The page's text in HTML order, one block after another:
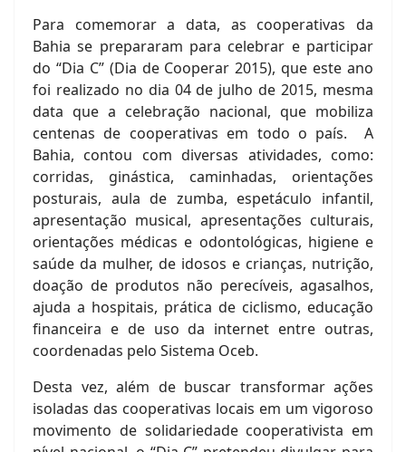
Para comemorar a data, as cooperativas da
Bahia se prepararam para celebrar e participar
do “Dia C” (Dia de Cooperar 2015), que este ano
foi realizado no dia 04 de julho de 2015, mesma
data que a celebração nacional, que mobiliza
centenas de cooperativas em todo o país. A
Bahia, contou com diversas atividades, como:
corridas, ginástica, caminhadas, orientações
posturais, aula de zumba, espetáculo infantil,
apresentação musical, apresentações culturais,
orientações médicas e odontológicas, higiene e
saúde da mulher, de idosos e crianças, nutrição,
doação de produtos não perecíveis, agasalhos,
ajuda a hospitais, prática de ciclismo, educação
financeira e de uso da internet entre outras,
coordenadas pelo Sistema Oceb.
Desta vez, além de buscar transformar ações
isoladas das cooperativas locais em um vigoroso
movimento de solidariedade cooperativista em